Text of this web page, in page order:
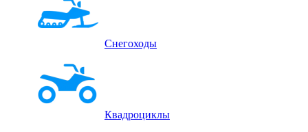
Снегоходы
Квадроциклы